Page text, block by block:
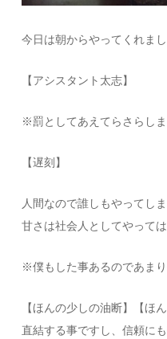
今日は朝からやってくれまし
【アシスタント太志】
※罰としてあえてらさらしま
【遅刻】
人間なので誰しもやってし
甘さは社会人としてやって
※僕もした事あるのであま
【ほんの少しの油断】【ほ
直結する事ですし、信頼に